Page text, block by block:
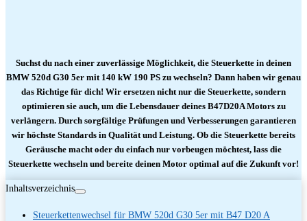
Suchst du nach einer zuverlässige Möglichkeit, die Steuerkette in deinen
BMW 520d G30 5er mit 140 kW 190 PS zu wechseln? Dann haben wir genau
das Richtige für dich! Wir ersetzen nicht nur die Steuerkette, sondern
optimieren sie auch, um die Lebensdauer deines B47D20A Motors zu
verlängern. Durch sorgfältige Prüfungen und Verbesserungen garantieren
wir höchste Standards in Qualität und Leistung. Ob die Steuerkette bereits
Geräusche macht oder du einfach nur vorbeugen möchtest, lass die
Steuerkette wechseln und bereite deinen Motor optimal auf die Zukunft vor!
Inhaltsverzeichnis
Steuerkettenwechsel für BMW 520d G30 5er mit B47 D20 A